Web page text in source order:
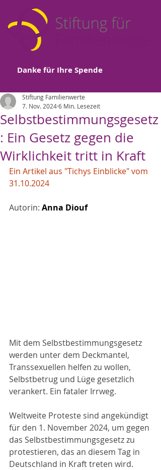
Danke für Ihre Spende
Selbstbestimmungsgesetz
: Ein Gesetz gegen die
Wirklichkeit tritt in Kraft
Stiftung Familienwerte
7. Nov. 20246 Min. Lesezeit
Ein Artikel aus "Tichys Einblicke" vom
31.10.2024
Autorin: Anna Diouf
Mit dem Selbstbestimmungsgesetz
werden unter dem Deckmantel,
Transsexuellen helfen zu wollen,
Selbstbetrug und Lüge gesetzlich
verankert. Ein fataler Irrweg.
Weltweite Proteste sind angekündigt
für den 1. November 2024, um gegen
das Selbstbestimmungsgesetz zu
protestieren, das an diesem Tag in
Deutschland in Kraft treten wird.